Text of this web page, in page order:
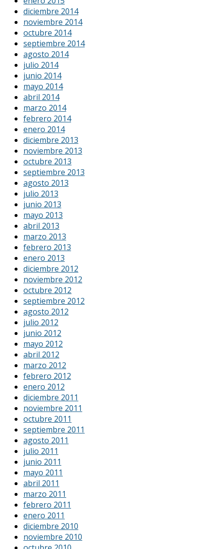
diciembre 2014
noviembre 2014
octubre 2014
septiembre 2014
agosto 2014
julio 2014
junio 2014
mayo 2014
abril 2014
marzo 2014
febrero 2014
enero 2014
diciembre 2013
noviembre 2013
octubre 2013
septiembre 2013
agosto 2013
julio 2013
junio 2013
mayo 2013
abril 2013
marzo 2013
febrero 2013
enero 2013
diciembre 2012
noviembre 2012
octubre 2012
septiembre 2012
agosto 2012
julio 2012
junio 2012
mayo 2012
abril 2012
marzo 2012
febrero 2012
enero 2012
diciembre 2011
noviembre 2011
octubre 2011
septiembre 2011
agosto 2011
julio 2011
junio 2011
mayo 2011
abril 2011
marzo 2011
febrero 2011
enero 2011
diciembre 2010
noviembre 2010